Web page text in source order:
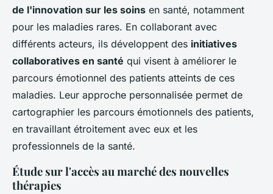
de l'innovation sur les soins en santé, notamment
pour les maladies rares. En collaborant avec
différents acteurs, ils développent des initiatives
collaboratives en santé qui visent à améliorer le
parcours émotionnel des patients atteints de ces
maladies. Leur approche personnalisée permet de
cartographier les parcours émotionnels des patients,
en travaillant étroitement avec eux et les
professionnels de la santé.
Étude sur l'accès au marché des nouvelles
thérapies